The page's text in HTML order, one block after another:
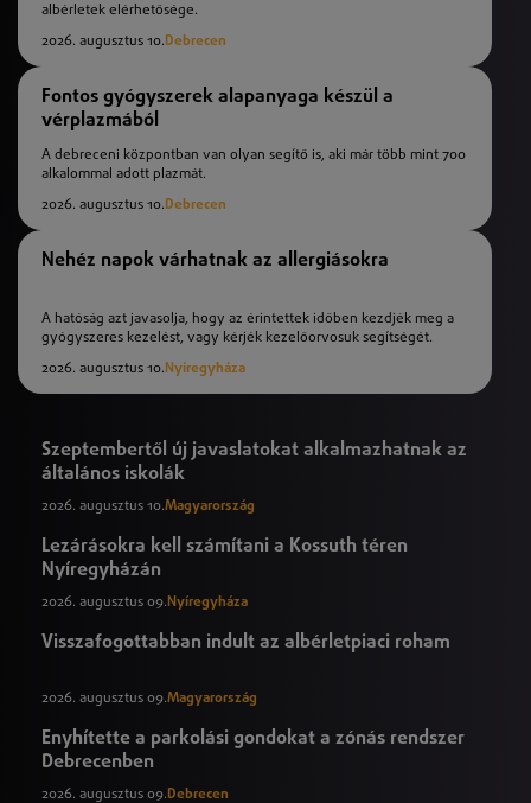
albérletek elérhetősége.
2026. augusztus 10.Debrecen
Fontos gyógyszerek alapanyaga készül a
vérplazmából
A debreceni központban van olyan segítő is, aki már több mint 700
alkalommal adott plazmát.
2026. augusztus 10.Debrecen
Nehéz napok várhatnak az allergiásokra
A hatóság azt javasolja, hogy az érintettek időben kezdjék meg a
gyógyszeres kezelést, vagy kérjék kezelőorvosuk segítségét.
2026. augusztus 10. Nyíregyháza
Szeptembertől új javaslatokat alkalmazhatnak az
általános iskolák
2026. augusztus 10.Magyarország
Lezárásokra kell számítani a Kossuth téren
Nyíregyházán
2026. augusztus 09. Nyíregyháza
Visszafogottabban indult az albérletpiaci roham
2026. augusztus 09.Magyarország
Enyhítette a parkolási gondokat a zónás rendszer
Debrecenben
2026. augusztus 09.Debrecen